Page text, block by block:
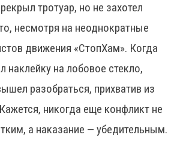
тротуар, но не захотел
несмотря на неоднократные
движения «СтопХам». Когда
наклейку на лобовое стекло,
разобраться, прихватив из
никогда еще конфликт не
а наказание — убедительным.